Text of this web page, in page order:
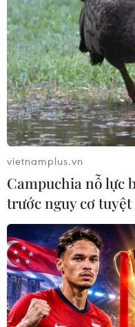
vietnamplus.vn
Campuchia nỗ lực
trước nguy cơ